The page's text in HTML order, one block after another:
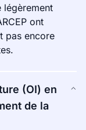
légèrement
ont
pas encore
(OI) en
de la